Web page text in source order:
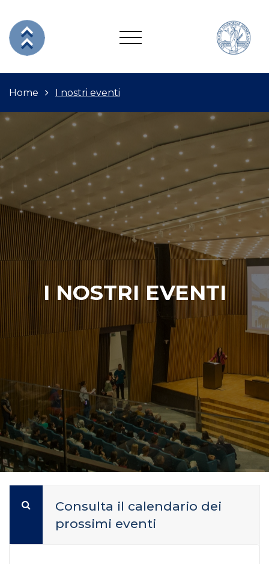
Home I nostri eventi
I NOSTRI EVENTI
Consulta il calendario dei
prossimi eventi